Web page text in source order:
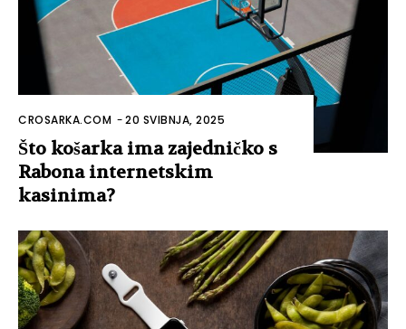
CROSARKA.COM -20 SVIBNJA, 2025
Što košarka ima zajedničko s
Rabona internetskim
kasinima?